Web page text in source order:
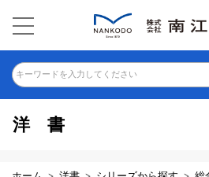
キーワードを入力してください
洋書